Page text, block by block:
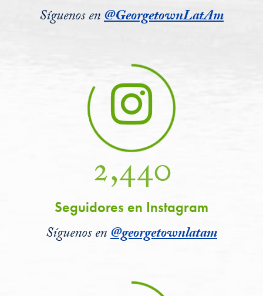
Síguenos en@GeorgetownLatAm
2,440
Seguidores en Instagram
Síguenos en@georgetownlatam